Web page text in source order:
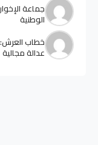
جماعة
الوطنية
خطاب
عدالة مجالية